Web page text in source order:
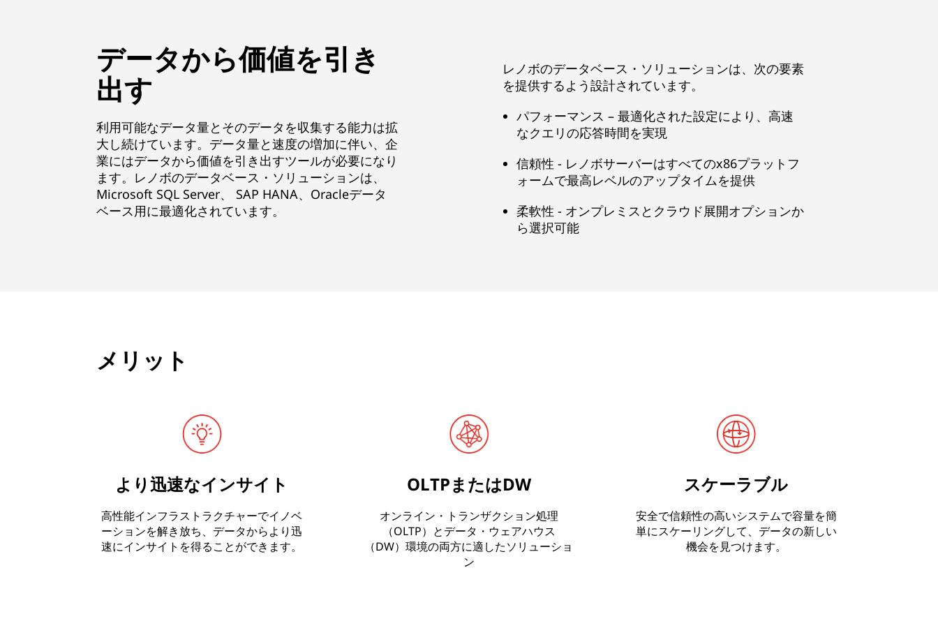
データから価値を引き
出す
利用可能なデータ量とそのデータを収集する能力は拡
大し続けています。データ量と速度の増加に伴い、企
業にはデータから価値を引き出すツールが必要になり
ます。レノボのデータベース・ソリューションは、
Microsoft SQL Server、 SAP HANA、Oracleデータ
ベース用に最適化されています。
レノボのデータベース・ソリューションは、次の要素
を提供するよう設計されています。
パフォーマンス – 最適化された設定により、高速
なクエリの応答時間を実現
信頼性 - レノボサーバーはすべてのx86プラットフ
ォームで最高レベルのアップタイムを提供
柔軟性 - オンプレミスとクラウド展開オプションか
ら選択可能
メリット
より迅速なインサイト
高性能インフラストラクチャーでイノベ
ーションを解き放ち、データからより迅
速にインサイトを得ることができます。
OLTPまたはDW
オンライン・トランザクション処理
（OLTP）とデータ・ウェアハウス
（DW）環境の両方に適したソリューショ
ン
スケーラブル
安全で信頼性の高いシステムで容量を簡
単にスケーリングして、データの新しい
機会を見つけます。